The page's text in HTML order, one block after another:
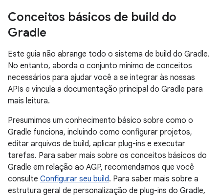
Conceitos básicos de build do
Gradle
Este guia não abrange todo o sistema de build do Gradle.
No entanto, aborda o conjunto mínimo de conceitos
necessários para ajudar você a se integrar às nossas
APIs e vincula a documentação principal do Gradle para
mais leitura.
Presumimos um conhecimento básico sobre como o
Gradle funciona, incluindo como configurar projetos,
editar arquivos de build, aplicar plug-ins e executar
tarefas. Para saber mais sobre os conceitos básicos do
Gradle em relação ao AGP, recomendamos que você
consulte Configurar seu build. Para saber mais sobre a
estrutura geral de personalização de plug-ins do Gradle,